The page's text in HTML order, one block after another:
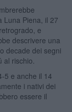
Luna Piena, il 27
e
descrivere una
decade dei segni
rischio.
5 e anche il 14
i nativi dei
essere il